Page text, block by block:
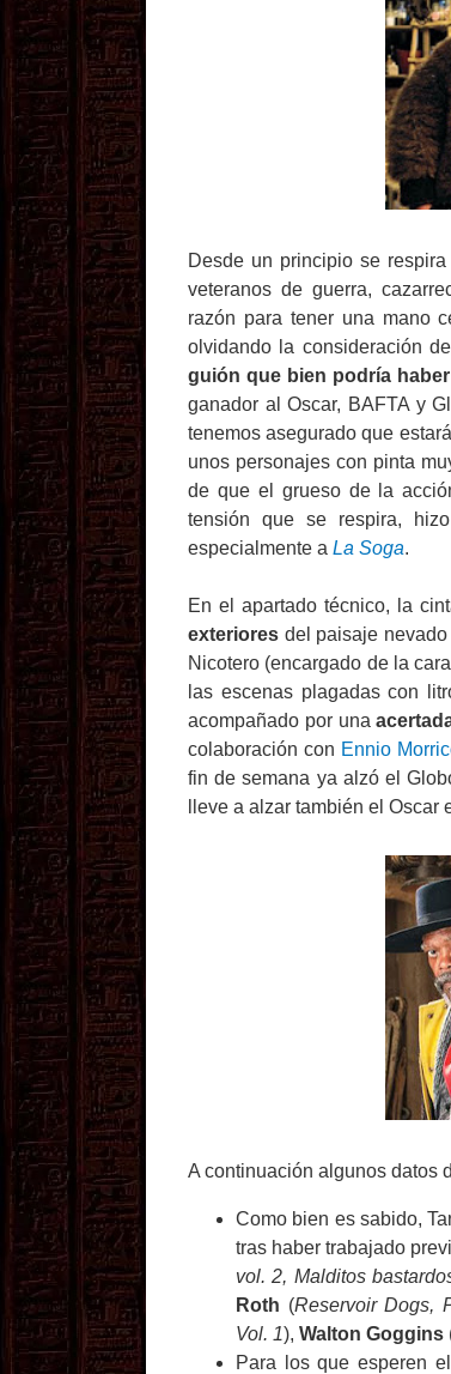
Desde un principio se
veteranos de guerra,
razón para tener una mano
olvidando la consideración
guión que bien podría
ganador al Oscar, BAFTA y
tenemos asegurado que
unos personajes con pinta
de que el grueso de la
tensión que se respira,
especialmente a La Soga.
En el apartado técnico, la
exteriores del paisaje
Nicotero (encargado de la
las escenas plagadas con
acompañado por una
colaboración con Ennio
fin de semana ya alzó el
lleve a alzar también el
A continuación algunos datos
Como bien es sabido,
tras haber trabajado
vol. 2, Malditos
Roth (Reservoir Dogs,
Vol. 1), Walton Goggins
Para los que esperen